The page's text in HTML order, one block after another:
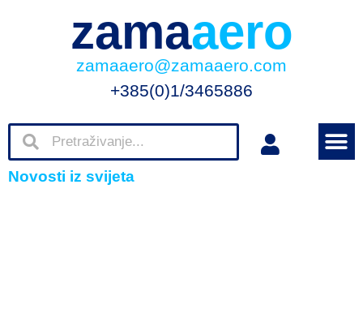
zamaaero
zamaaero@zamaaero.com
+385(0)1/3465886
Novosti iz svijeta